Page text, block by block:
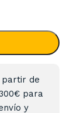
partir de
para
y